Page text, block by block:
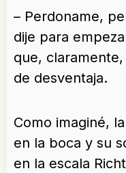
– Perdoname,
dije para
que,
de desventaja.
Como imaginé,
en la boca y su
en la escala